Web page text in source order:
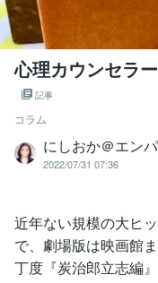
心理カウンセラ
記事
コラム
にしおか＠エン
2022/07/31 07:36
近年ない規模の大ヒ
で、劇場版は映画館
丁度『炭治郎立志編